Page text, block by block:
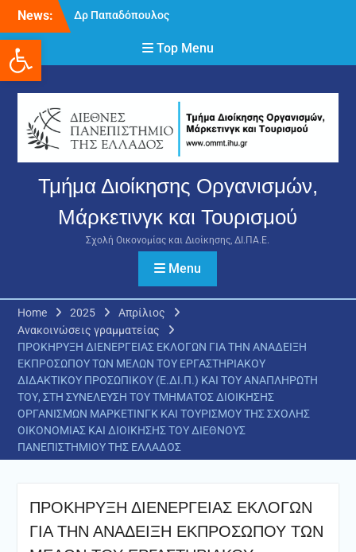
Ανοίξτε τη γραμμή εργαλείων
content
News:
Δρ Παπαδόπουλος
Διαδικασία υποβολής
πρόσθετων
χορήγηση του
στεγαστικού επιδόματος
ακαδημαϊκού έτους 2025-
2026.
DR PAPADOPOULOS
NIKOLAOS
Top Menu
Τμήμα Διοίκησης Οργανισμών,
Μάρκετινγκ και Τουρισμού
Σχολή Οικονομίας και Διοίκησης, ΔΙ.ΠΑ.Ε.
Menu
Home 2025
Απρίλιος
Ανακοινώσεις γραμματείας
ΠΡΟΚΗΡΥΞΗ ΔΙΕΝΕΡΓΕΙΑΣ ΕΚΛΟΓΩΝ ΓΙΑ ΤΗΝ ΑΝΑΔΕΙΞΗ
ΕΚΠΡΟΣΩΠΟΥ ΤΩΝ ΜΕΛΩΝ ΤΟΥ ΕΡΓΑΣΤΗΡΙΑΚΟΥ
ΔΙΔΑΚΤΙΚΟΥ ΠΡΟΣΩΠΙΚΟΥ (Ε.ΔΙ.Π.) ΚΑΙ ΤΟΥ ΑΝΑΠΛΗΡΩΤΗ
ΤΟΥ, ΣΤΗ ΣΥΝΕΛΕΥΣΗ ΤΟΥ ΤΜΗΜΑΤΟΣ ΔΙΟΙΚΗΣΗΣ
ΟΡΓΑΝΙΣΜΩΝ ΜΑΡΚΕΤΙΝΓΚ ΚΑΙ ΤΟΥΡΙΣΜΟΥ ΤΗΣ ΣΧΟΛΗΣ
ΟΙΚΟΝΟΜΙΑΣ ΚΑΙ ΔΙΟΙΚΗΣΗΣ ΤΟΥ ΔΙΕΘΝΟΥΣ
ΠΑΝΕΠΙΣΤΗΜΙΟΥ ΤΗΣ ΕΛΛΑΔΟΣ
ΠΡΟΚΗΡΥΞΗ ΔΙΕΝΕΡΓΕΙΑΣ ΕΚΛΟΓΩΝ
ΓΙΑ ΤΗΝ ΑΝΑΔΕΙΞΗ ΕΚΠΡΟΣΩΠΟΥ ΤΩΝ